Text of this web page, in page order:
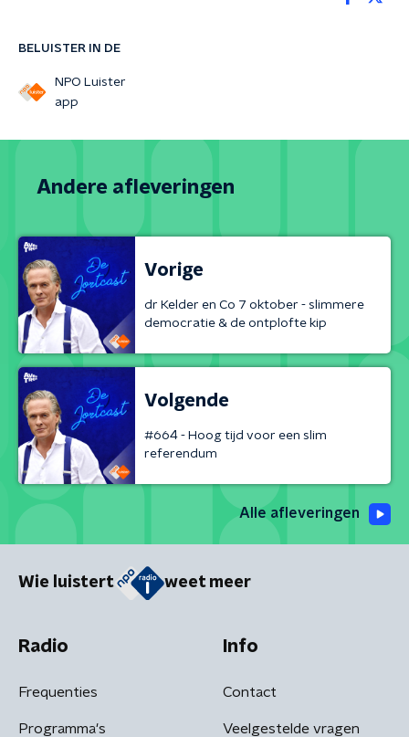
BELUISTER IN DE
NPO Luister
app
Andere afleveringen
Vorige
dr Kelder en Co 7 oktober - slimmere
democratie & de ontplofte kip
Volgende
#664 - Hoog tijd voor een slim
referendum
Alle afleveringen
Wie luistert weet meer
Radio
Frequenties
Programma's
Info
Contact
Veelgestelde vragen